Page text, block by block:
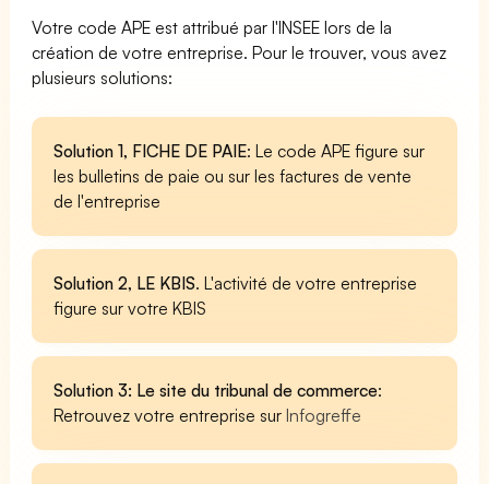
Votre code APE est attribué par l'INSEE lors de la
création de votre entreprise. Pour le trouver, vous avez
plusieurs solutions:
Solution 1, FICHE DE PAIE: Le code APE figure sur
les bulletins de paie ou sur les factures de vente
de l'entreprise
Solution 2, LE KBIS. L'activité de votre entreprise
figure sur votre KBIS
Solution 3: Le site du tribunal de commerce:
Retrouvez votre entreprise surInfogreffe